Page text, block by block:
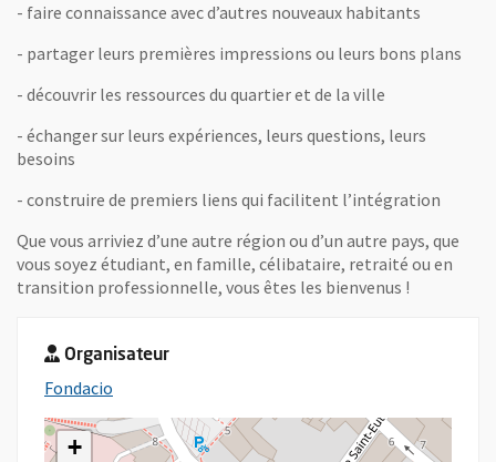
- faire connaissance avec d’autres nouveaux habitants
- partager leurs premières impressions ou leurs bons plans
- découvrir les ressources du quartier et de la ville
- échanger sur leurs expériences, leurs questions, leurs
besoins
- construire de premiers liens qui facilitent l’intégration
Que vous arriviez d’une autre région ou d’un autre pays, que
vous soyez étudiant, en famille, célibataire, retraité ou en
transition professionnelle, vous êtes les bienvenus !
Organisateur
Fondacio
+